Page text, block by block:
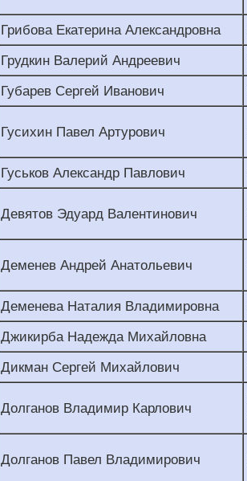
Грибова Екатерина Александровна
Грудкин Валерий Андреевич
Губарев Сергей Иванович
Гусихин Павел Артурович
Гуськов Александр Павлович
Девятов Эдуард Валентинович
Деменев Андрей Анатольевич
Деменева Наталия Владимировна
Джикирба Надежда Михайловна
Дикман Сергей Михайлович
Долганов Владимир Карлович
Долганов Павел Владимирович